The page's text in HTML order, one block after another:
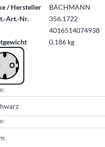
/ Hersteller
BACHMANN
Art.-Nr.
356.1722
4016514074938
0.186 kg